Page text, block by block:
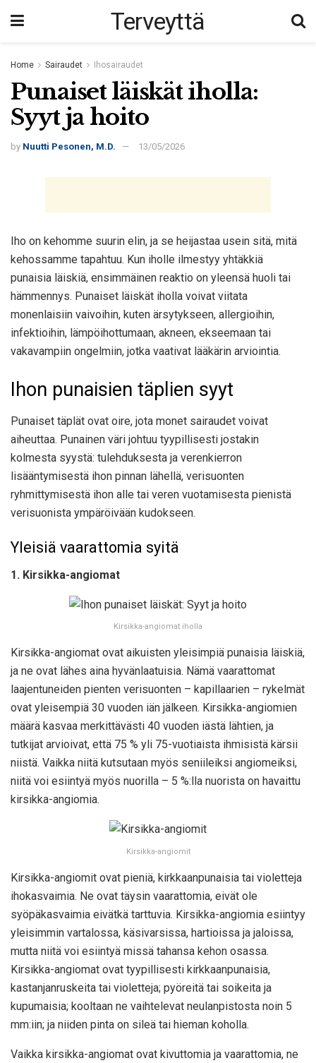
Terveyttä
Home Sairaudet Ihosairaudet
Punaiset läiskät iholla:
Syyt ja hoito
by Nuutti Pesonen, M.D. 13/05/2026
Iho on kehomme suurin elin, ja se heijastaa usein sitä, mitä
kehossamme tapahtuu. Kun iholle ilmestyy yhtäkkiä
punaisia läiskiä, ensimmäinen reaktio on yleensä huoli tai
hämmennys. Punaiset läiskät iholla voivat viitata
monenlaisiin vaivoihin, kuten ärsytykseen, allergioihin,
infektioihin, lämpöihottumaan, akneen, ekseemaan tai
vakavampiin ongelmiin, jotka vaativat lääkärin arviointia.
Ihon punaisien täplien syyt
Punaiset täplät ovat oire, jota monet sairaudet voivat
aiheuttaa. Punainen väri johtuu tyypillisesti jostakin
kolmesta syystä: tulehduksesta ja verenkierron
lisääntymisestä ihon pinnan lähellä, verisuonten
ryhmittymisestä ihon alle tai veren vuotamisesta pienistä
verisuonista ympäröivään kudokseen.
Yleisiä vaarattomia syitä
1. Kirsikka-angiomat
Kirsikka-angiomat iholla
Kirsikka-angiomat ovat aikuisten yleisimpiä punaisia läiskiä,
ja ne ovat lähes aina hyvänlaatuisia. Nämä vaarattomat
laajentuneiden pienten verisuonten – kapillaarien – rykelmät
ovat yleisempiä 30 vuoden iän jälkeen. Kirsikka-angiomien
määrä kasvaa merkittävästi 40 vuoden iästä lähtien, ja
tutkijat arvioivat, että 75 % yli 75-vuotiaista ihmisistä kärsii
niistä. Vaikka niitä kutsutaan myös seniileiksi angiomeiksi,
niitä voi esiintyä myös nuorilla – 5 %:lla nuorista on havaittu
kirsikka-angiomia.
Kirsikka-angiomit
Kirsikka-angiomit ovat pieniä, kirkkaanpunaisia tai violetteja
ihokasvaimia. Ne ovat täysin vaarattomia, eivät ole
syöpäkasvaimia eivätkä tarttuvia. Kirsikka-angiomia esiintyy
yleisimmin vartalossa, käsivarsissa, hartioissa ja jaloissa,
mutta niitä voi esiintyä missä tahansa kehon osassa.
Kirsikka-angiomat ovat tyypillisesti kirkkaanpunaisia,
kastanjanruskeita tai violetteja; pyöreitä tai soikeita ja
kupumaisia; kooltaan ne vaihtelevat neulanpistosta noin 5
mm:iin; ja niiden pinta on sileä tai hieman koholla.
Vaikka kirsikka-angiomat ovat kivuttomia ja vaarattomia, ne